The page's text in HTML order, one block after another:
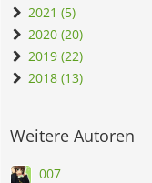
2021 (5)
2020 (20)
2019 (22)
2018 (13)
Weitere Autoren
007